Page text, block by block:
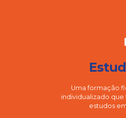
Uma formação
individualizado
estudos